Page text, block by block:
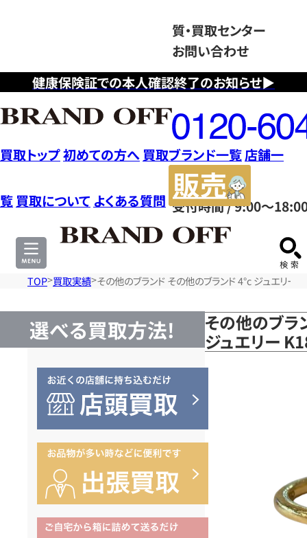
健康保険証での本人確認終了のお知らせ▶
質・買取センター
お問い合わせ
フ
リ
ー
ダ
イ
ヤ
ル
0120604117
受付時間 / 9:00～
買取トップ初めての方へ 買取ブランド一覧店舗一
覧 買取について よくある質問
サ
TOP 買取実績 その他のブランド その他のブランド 4°c ジュエリー
選べる買取方法!
その他のブラ
ジュエリー